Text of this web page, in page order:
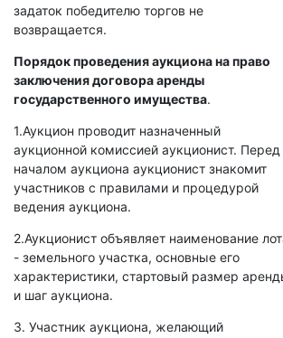
задаток победителю торгов не
возвращается.
Порядок проведения аукциона на право
заключения договора аренды
государственного имущества.
1.Аукцион проводит назначенный
аукционной комиссией аукционист. Перед
началом аукциона аукционист знакомит
участников с правилами и процедурой
ведения аукциона.
2.Аукционист объявляет наименование
- земельного участка, основные его
характеристики, стартовый размер
и шаг аукциона.
3. Участник аукциона, желающий